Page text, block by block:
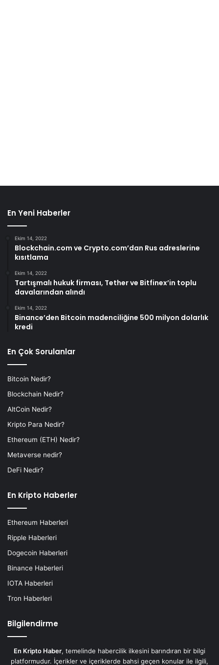
En Yeni Haberler
Ekim 14, 2022
Blockchain.com ve Crypto.com’dan Rus adreslerine
kısıtlama
Ekim 14, 2022
Tartışmalı hukuk firması, Tether ve Bitfinex’in toplu
davalarından alındı
Ekim 14, 2022
Binance’den Bitcoin madenciliğine 500 milyon dolarlık
kredi
En Çok Sorulanlar
Bitcoin Nedir?
Blockchain Nedir?
AltCoin Nedir?
Kripto Para Nedir?
Ethereum (ETH) Nedir?
Metaverse nedir?
DeFi Nedir?
En Kripto Haberler
Ethereum Haberleri
Ripple Haberleri
Dogecoin Haberleri
Binance Haberleri
IOTA Haberleri
Tron Haberleri
Bilgilendirme
En Kripto Haber, temelinde habercilik ilkesini barındıran bir bilgi
platformudur. İçerikler ve içeriklerde bahsi geçen konular ile ilgili,